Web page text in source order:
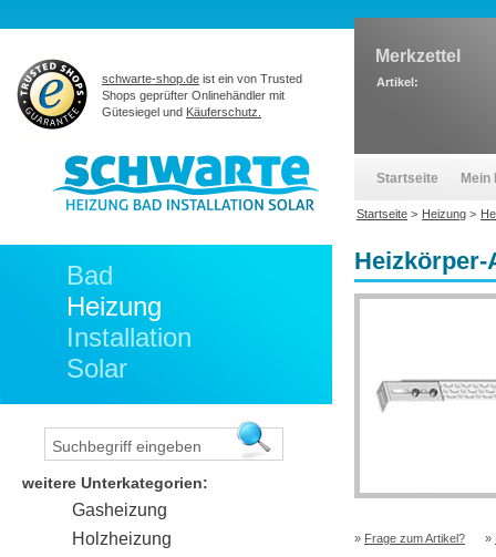
Heizkörper-
» Frage zum Artikel? »
Bad
Heizung
Installation
Solar
weitere Unterkategorien:
Gasheizung
Holzheizung
schwarte-shop.de ist ein von Trusted
Shops geprüfter Onlinehändler mit
Gütesiegel und Käuferschutz.
Merkzettel
Artikel:
Startseite Mein
Startseite > Heizung >